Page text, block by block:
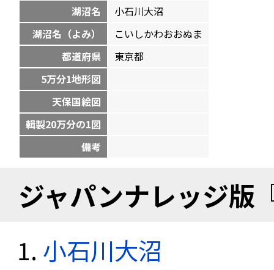
湖沼名
小石川大沼
湖沼名（よみ）
こいしかわおおぬま
都道府県
東京都
5万分1地形図
天保国絵図
輯製20万分の1図
備考
ジャパンナレッジ版
小石川大沼